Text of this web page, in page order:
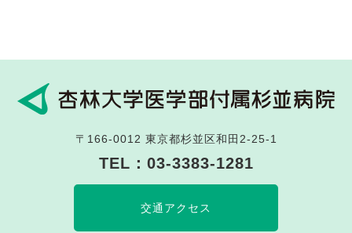
〒166-0012 東京都杉並区和田2-25-1
TEL： 03-3383-1281
交通アクセス